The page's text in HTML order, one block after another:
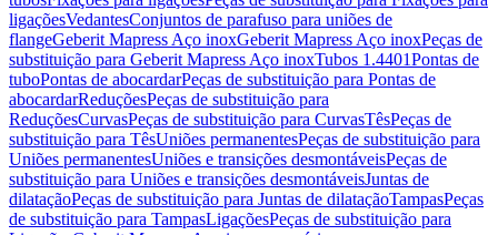
ligaçõesVedantesConjuntos de parafuso para uniões de
flangeGeberit Mapress Aço inoxGeberit Mapress Aço inoxPeças de
substituição para Geberit Mapress Aço inoxTubos 1.4401Pontas de
tuboPontas de abocardarPeças de substituição para Pontas de
abocardarReduçõesPeças de substituição para
ReduçõesCurvasPeças de substituição para CurvasTêsPeças de
substituição para TêsUniões permanentesPeças de substituição para
Uniões permanentesUniões e transições desmontáveisPeças de
substituição para Uniões e transições desmontáveisJuntas de
dilataçãoPeças de substituição para Juntas de dilataçãoTampasPeças
de substituição para TampasLigaçõesPeças de substituição para